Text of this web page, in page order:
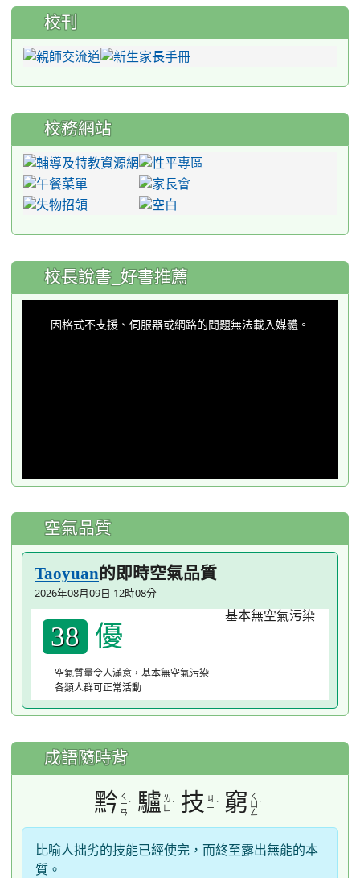
校刊
校務網站
:::
校長說書_好書推薦
因格式不支援、伺服器或網路的問題無法載入媒體。
空氣品質
Taoyuan的即時空氣品質
2026年08月09日 12時08分
38 優
空氣質量令人滿意，基本無空氣污染
各類人群可正常活動
成語隨時背
黔 ㄑ
ㄧ
ㄢ
ˊ 驢 ㄌ
ˊ 技 ㄐ
ㄧ ˋ 窮 ㄑ
ㄥ
ˊ
比喻人拙劣的技能已經使完，而終至露出無能的本
質。